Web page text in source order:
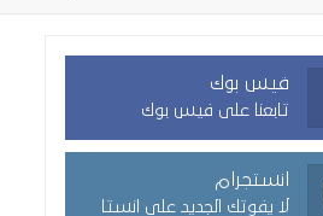
فيس بوك
تابعنا على فيس بوك
انستجرام
لا يفوتك الجديد على انستا